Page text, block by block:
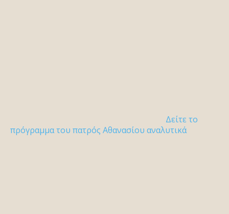
Δείτε το
πρόγραμμα του πατρός Αθανασίου αναλυτικά